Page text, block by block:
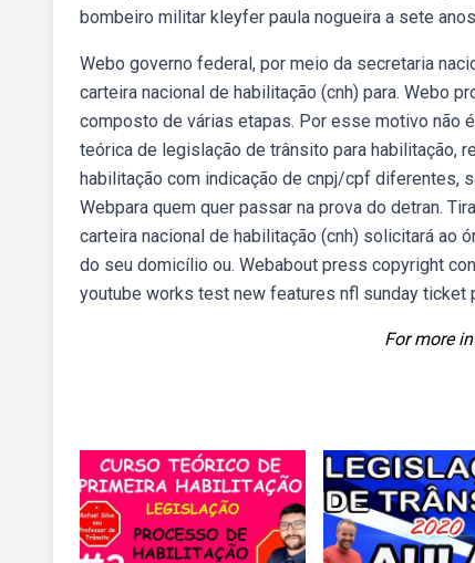
bombeiro militar kleyfer paula nogueira a sete
Webo governo federal, por meio da secretaria
carteira nacional de habilitação (cnh) para. Webo
composto de várias etapas. Por esse motivo não
teórica de legislação de trânsito para habilitação,
habilitação com indicação de cnpj/cpf diferentes,
Webpara quem quer passar na prova do detran.
carteira nacional de habilitação (cnh) solicitará
do seu domicílio ou. Webabout press copyright
youtube works test new features nfl sunday ticket
For more